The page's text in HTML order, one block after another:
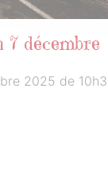
décembre
2025 de